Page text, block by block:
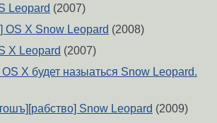
Leopard (2007)
OS X Snow Leopard (2008)
X Leopard (2007)
X будет назыаться Snow Leopard.
Snow Leopard (2009)